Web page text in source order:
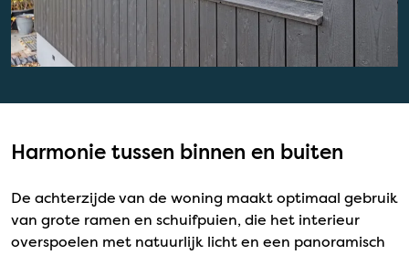
Harmonie tussen binnen en buiten
De achterzijde van de woning maakt optimaal gebruik
van grote ramen en schuifpuien, die het interieur
overspoelen met natuurlijk licht en een panoramisch